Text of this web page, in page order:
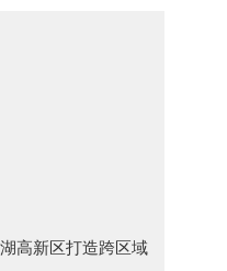
高新区打造跨区域